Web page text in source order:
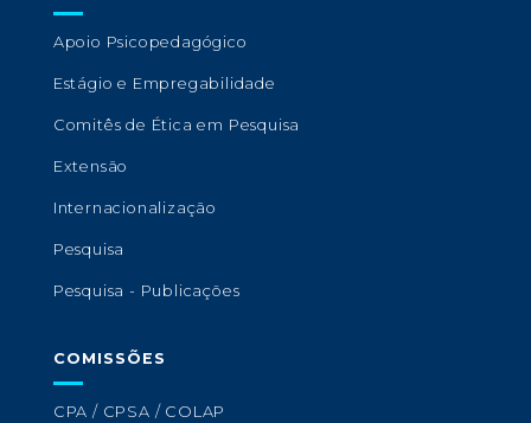
Apoio Psicopedagógico
Estágio e Empregabilidade
Comitês de Ética em Pesquisa
Extensão
Internacionalização
Pesquisa
Pesquisa - Publicações
COMISSÕES
CPA / CPSA / COLAP